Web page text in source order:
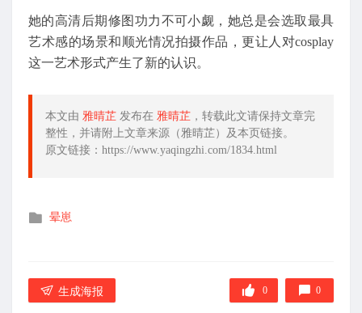
她的高清后期修图功力不可小觑，她总是会选取最具
艺术感的场景和顺光情况拍摄作品，更让人对cosplay
这一艺术形式产生了新的认识。
本文由 雅晴芷 发布在 雅晴芷 ，转载此文请保持文章完
整性，并请附上文章来源（雅晴芷）及本页链接。
原文链接：https://www.yaqingzhi.com/1834.html
发
晕崽
生成海报 0 0